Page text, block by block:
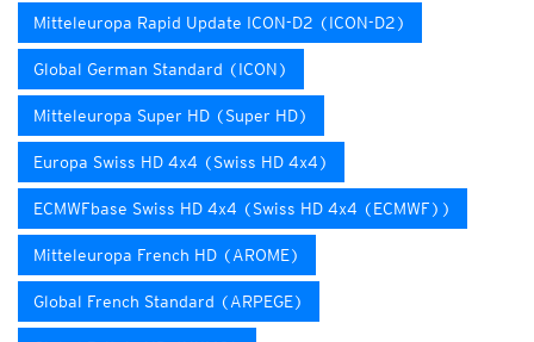
Mitteleuropa Rapid Update ICON-D2 (ICON-D2)
Global German Standard (ICON)
Mitteleuropa Super HD (Super HD)
Europa Swiss HD 4x4 (Swiss HD 4x4)
ECMWFbase Swiss HD 4x4 (Swiss HD 4x4 (ECMWF))
Mitteleuropa French HD (AROME)
Global French Standard (ARPEGE)